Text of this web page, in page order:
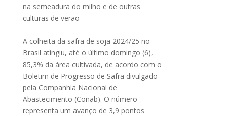
na semeadura do milho e de outras
culturas de verão
A colheita da safra de soja 2024/25 no
Brasil atingiu, até o último domingo (6),
85,3% da área cultivada, de acordo com o
Boletim de Progresso de Safra divulgado
pela Companhia Nacional de
Abastecimento (Conab). O número
representa um avanço de 3,9 pontos